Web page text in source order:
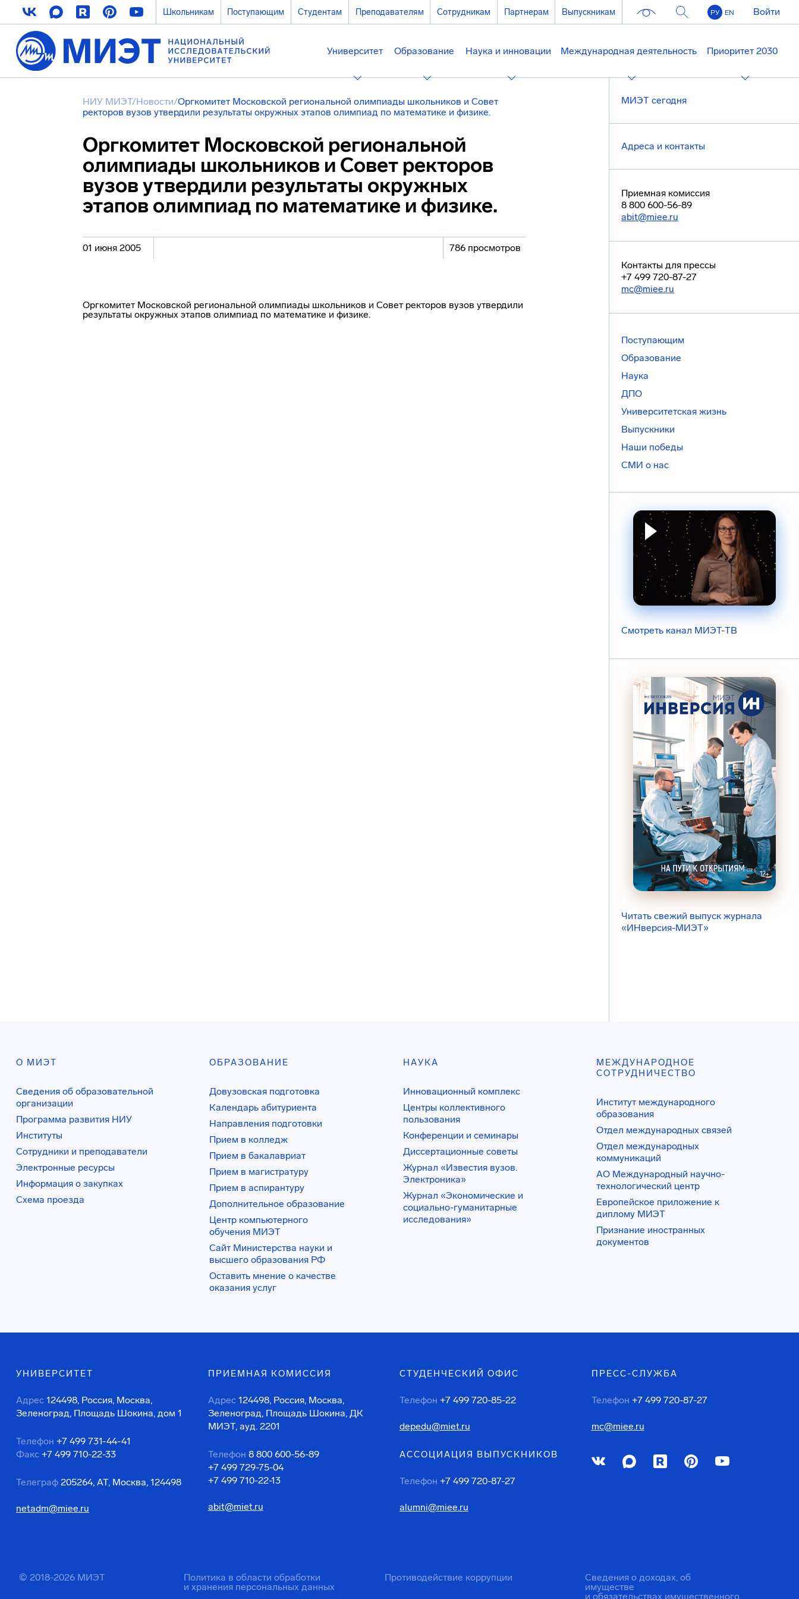
Школьникам Поступающим Студентам Преподавателям Сотрудникам Партнерам Выпускникам РУ EN Войти
Университет Образование Наука и инновации Международная деятельность Приоритет 2030
НИУ МИЭТ/Новости/Оргкомитет Московской региональной олимпиады школьников и Совет
ректоров вузов утвердили результаты окружных этапов олимпиад по математике и физике.
Оргкомитет Московской региональной
олимпиады школьников и Совет ректоров
вузов утвердили результаты окружных
этапов олимпиад по математике и физике.
01 июня 2005 786 просмотров
Оргкомитет Московской региональной олимпиады школьников и Совет ректоров вузов утвердили
результаты окружных этапов олимпиад по математике и физике.
МИЭТ сегодня
Адреса и контакты
Приемная комиссия
8 800 600-56-89
abit@miee.ru
Контакты для прессы
+7 499 720-87-27
mc@miee.ru
Поступающим
Образование
Наука
ДПО
Университетская жизнь
Выпускники
Наши победы
СМИ о нас
Смотреть канал МИЭТ-ТВ
Читать свежий выпуск журнала
«ИНверсия-МИЭТ»
О МИЭТ
Сведения об образовательной
организации
Программа развития НИУ
Институты
Сотрудники и преподаватели
Электронные ресурсы
Информация о закупках
Схема проезда
ОБРАЗОВАНИЕ
Довузовская подготовка
Календарь абитуриента
Направления подготовки
Прием в колледж
Прием в бакалавриат
Прием в магистратуру
Прием в аспирантуру
Дополнительное образование
Центр компьютерного
обучения МИЭТ
Сайт Министерства науки и
высшего образования РФ
Оставить мнение о качестве
оказания услуг
НАУКА
Инновационный комплекс
Центры коллективного
пользования
Конференции и семинары
Диссертационные советы
Журнал «Известия вузов.
Электроника»
Журнал «Экономические и
социально-гуманитарные
исследования»
МЕЖДУНАРОДНОЕ
СОТРУДНИЧЕСТВО
Институт международного
образования
Отдел международных связей
Отдел международных
коммуникаций
АО Международный научно-
технологический центр
Европейское приложение к
диплому МИЭТ
Признание иностранных
документов
УНИВЕРСИТЕТ
Адрес 124498, Россия, Москва,
Зеленоград, Площадь Шокина, дом 1
Телефон +7 499 731-44-41
Факс +7 499 710-22-33
Телеграф 205264, АТ, Москва, 124498
netadm@miee.ru
ПРИЕМНАЯ КОМИССИЯ
Адрес 124498, Россия, Москва,
Зеленоград, Площадь Шокина, ДК
МИЭТ, ауд. 2201
Телефон 8 800 600-56-89
+7 499 729-75-04
+7 499 710-22-13
abit@miet.ru
СТУДЕНЧЕСКИЙ ОФИС
Телефон +7 499 720-85-22
depedu@miet.ru
АССОЦИАЦИЯ ВЫПУСКНИКОВ
Телефон +7 499 720-87-27
alumni@miee.ru
ПРЕСС-СЛУЖБА
Телефон +7 499 720-87-27
mc@miee.ru
© 2018-2026 МИЭТ
Политика в области обработки
и хранения персональных данных
Противодействие коррупции
Сведения о доходах, об
имуществе
и обязательствах имущественного